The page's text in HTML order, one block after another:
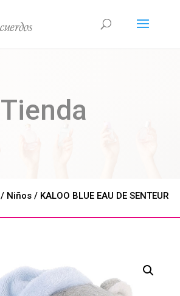
Tienda
/ Niños / KALOO BLUE EAU DE SENTEUR